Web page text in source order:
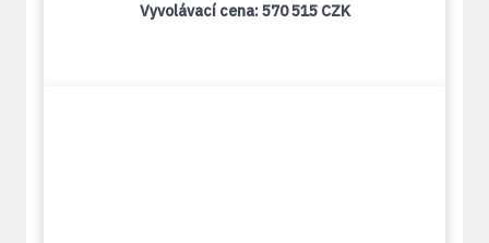
Vyvolávací cena:570 515 CZK